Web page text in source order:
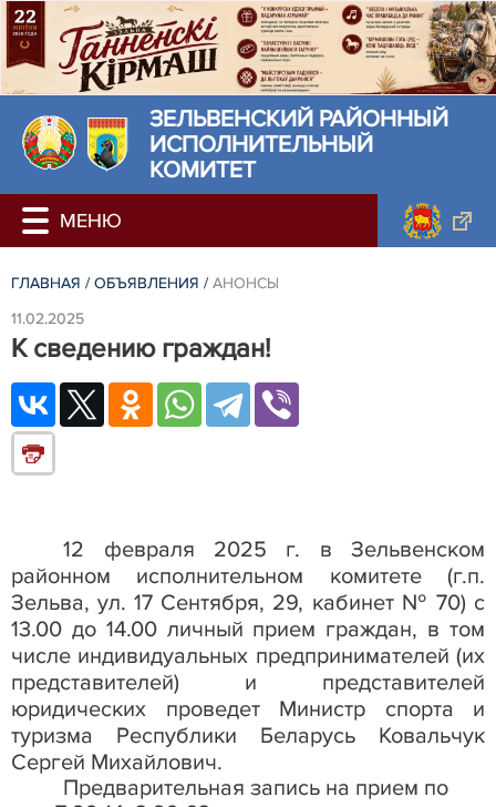
ЗЕЛЬВЕНСКИЙ РАЙОННЫЙ
ИСПОЛНИТЕЛЬНЫЙ
КОМИТЕТ
ГЛАВНАЯ / ОБЪЯВЛЕНИЯ / АНОНСЫ
11.02.2025
К сведению граждан!
12 февраля 2025 г. в Зельвенском
районном исполнительном комитете (г.п.
Зельва, ул. 17 Сентября, 29, кабинет № 70) с
13.00 до 14.00 личный прием граждан, в том
числе индивидуальных предпринимателей (их
представителей) и представителей
юридических проведет Министр спорта и
туризма Республики Беларусь Ковальчук
Сергей Михайлович.
Предварительная запись на прием по